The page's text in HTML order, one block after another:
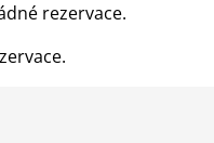
rezervace.